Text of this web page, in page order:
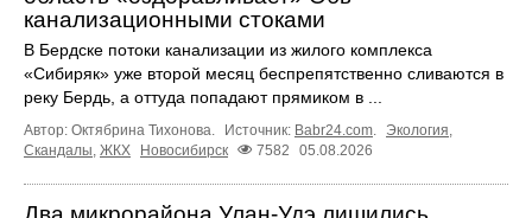
канализационными стоками
В Бердске потоки канализации из жилого комплекса
«Сибиряк» уже второй месяц беспрепятственно сливаются в
реку Бердь, а оттуда попадают прямиком в ...
Автор: Октябрина Тихонова. Источник: Babr24.com Экология
Скандалы ЖКХ Новосибирск 7582 05.08.2026